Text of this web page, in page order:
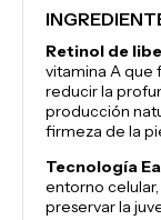
Retinol de
vitamina A que
reducir la
producción
firmeza de la
Tecnología
entorno
preservar la